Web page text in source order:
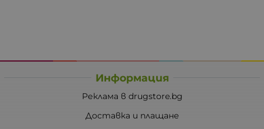
Информация
Реклама в drugstore.bg
Доставка и плащане